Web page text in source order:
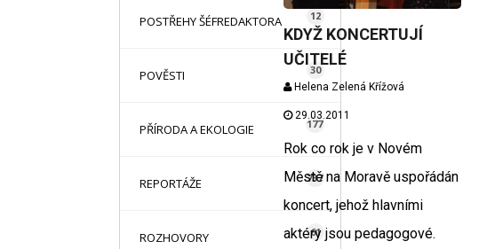
POSTŘEHY ŠÉFREDAKTORA 12
POVĚSTI 30
PŘÍRODA A EKOLOGIE 177
REPORTÁŽE 737
ROZHOVORY 61
KDYŽ KONCERTUJÍ
UČITELÉ
Helena Zelená Křížová
29.03.2011
Rok co rok je v Novém
Městě na Moravě uspořádán
koncert, jehož hlavními
aktéry jsou pedagogové.